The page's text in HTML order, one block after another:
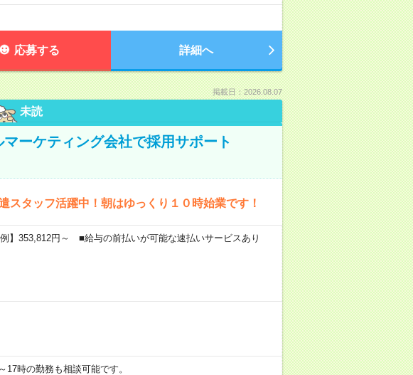
応募する 詳細へ
掲載日：2026.08.07
未読
ーケティング会社で採用サポート
スタッフ活躍中！朝はゆっくり１０時始業です！
】353,812円～ ■給与の前払いが可能な速払いサービスあり
時の勤務も相談可能です。